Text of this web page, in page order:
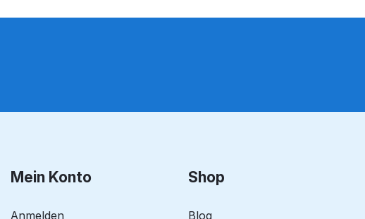
Mein Konto
Anmelden
Shop
Blog